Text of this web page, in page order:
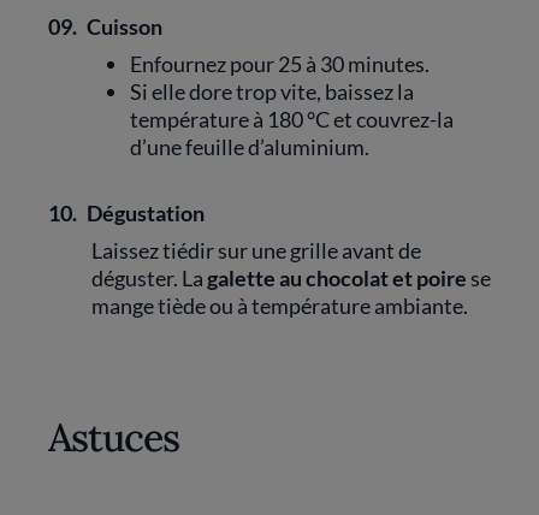
09. Cuisson
Enfournez pour 25 à 30 minutes.
Si elle dore trop vite, baissez la
température à 180 °C et couvrez-la
d’une feuille d’aluminium.
10. Dégustation
Laissez tiédir sur une grille avant de
déguster. Lagalette au chocolat et poirese
mange tiède ou à température ambiante.
Astuces